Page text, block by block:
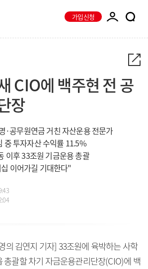
가입신청
CIO에 백주현 전 공
장
·공무원연금 거친 자산운용 전문가
중 투자자산 수익률 11.5%
이후 33조원 기금운용 총괄
이어가길 기대한다"
의 김연지 기자] 33조원에 육박하는 사학
총괄할 차기 자금운용관리단장(CIO)에 백